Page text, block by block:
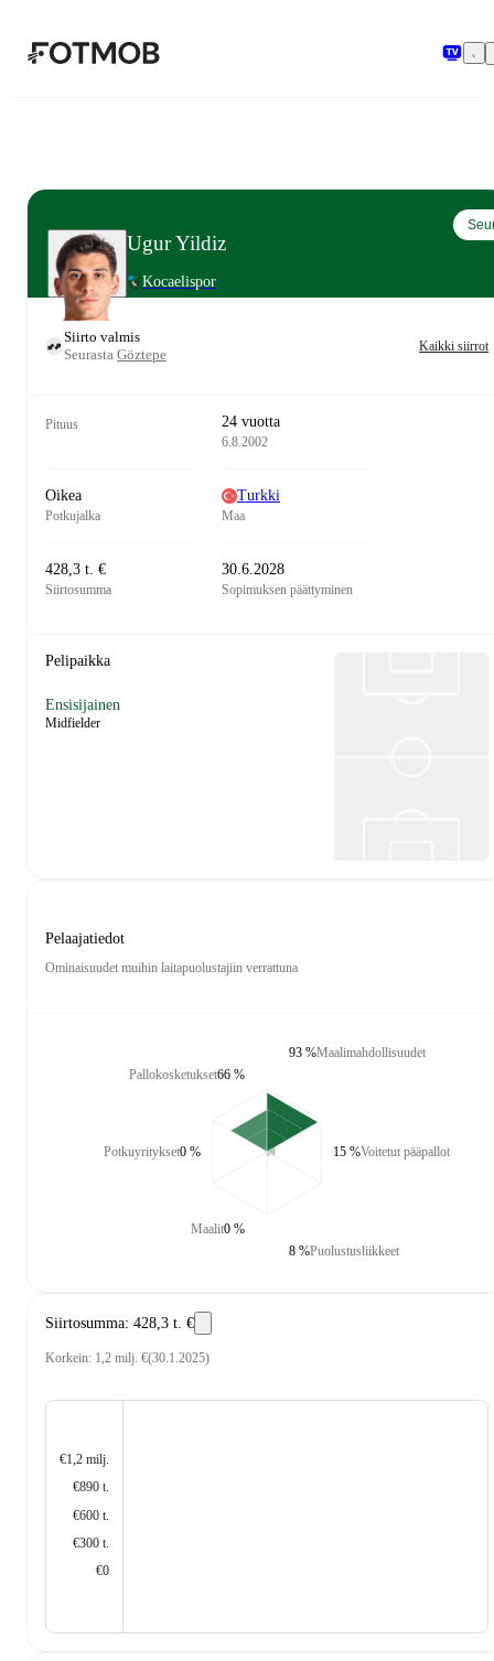
Ugur Yildiz
Kocaelispor
Siirto valmis
Seurasta Göztepe
Kaikki siirrot
Pituus 24 vuotta
6.8.2002
Oikea
Potkujalka
Turkki
Maa
428,3 t. €
Siirtosumma
30.6.2028
Sopimuksen päättyminen
Pelipaikka
Ensisijainen
Midfielder
Pelaajatiedot
Ominaisuudet muihin laitapuolustajiin verrattuna
Pallokosketukset66 %
Potkuyritykset0 %
Maalit0 %
Maalimahdollisuudet
93 %
Voitetut pääpallot
15 %
Puolustusliikkeet
8 %
Siirtosumma: 428,3 t. €
Korkein: 1,2 milj. €(30.1.2025)
€1,2 milj.
€890 t.
€600 t.
€300 t.
€0